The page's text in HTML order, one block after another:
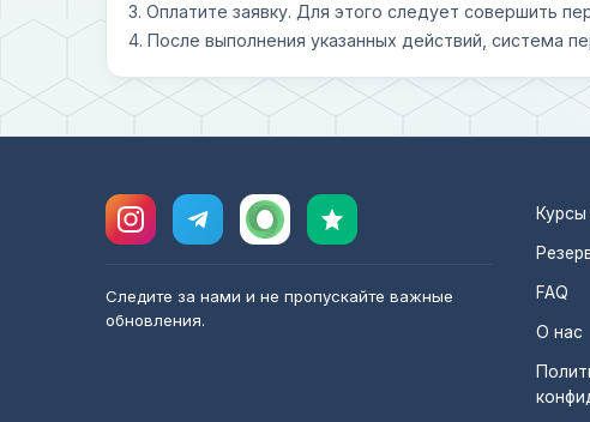
3. Оплатите заявку. Для этого следует совершить
4. После выполнения указанных действий, система
Следите за нами и не пропускайте важные
обновления.
FAQ
О нас